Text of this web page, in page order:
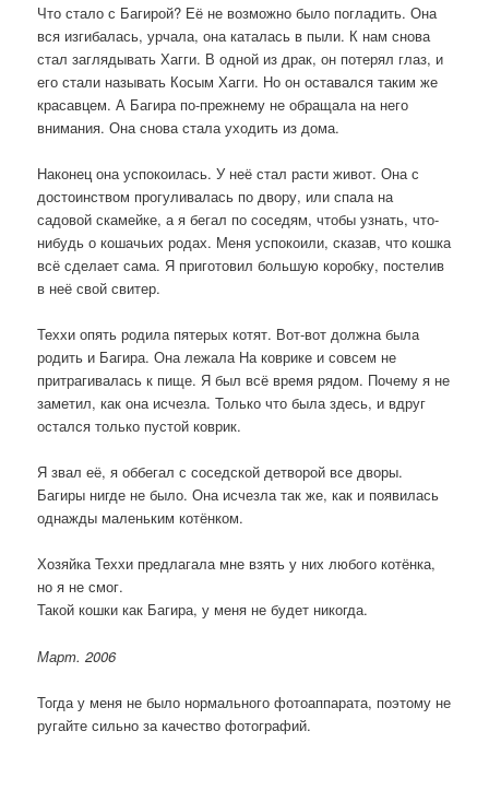
Что стало с Багирой? Её не возможно было погладить. Она
вся изгибалась, урчала, она каталась в пыли. К нам снова
стал заглядывать Хагги. В одной из драк, он потерял глаз, и
его стали называть Косым Хагги. Но он оставался таким же
красавцем. А Багира по-прежнему не обращала на него
внимания. Она снова стала уходить из дома.
Наконец она успокоилась. У неё стал расти живот. Она с
достоинством прогуливалась по двору, или спала на
садовой скамейке, а я бегал по соседям, чтобы узнать, что-
нибудь о кошачьих родах. Меня успокоили, сказав, что кошка
всё сделает сама. Я приготовил большую коробку, постелив
в неё свой свитер.
Теххи опять родила пятерых котят. Вот-вот должна была
родить и Багира. Она лежала На коврике и совсем не
притрагивалась к пище. Я был всё время рядом. Почему я не
заметил, как она исчезла. Только что была здесь, и вдруг
остался только пустой коврик.
Я звал её, я оббегал с соседской детворой все дворы.
Багиры нигде не было. Она исчезла так же, как и появилась
однажды маленьким котёнком.
Хозяйка Теххи предлагала мне взять у них любого котёнка,
но я не смог.
Такой кошки как Багира, у меня не будет никогда.
Март. 2006
Тогда у меня не было нормального фотоаппарата, поэтому не
ругайте сильно за качество фотографий.